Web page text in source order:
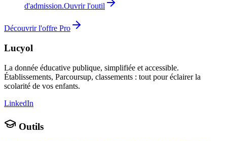
d'admission.Ouvrir l'outil
Découvrir l'offre Pro
Lucyol
La donnée éducative publique, simplifiée et accessible.
Établissements, Parcoursup, classements : tout pour éclairer la
scolarité de vos enfants.
LinkedIn
Outils